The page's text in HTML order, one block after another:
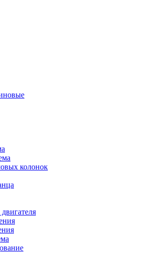
колонок